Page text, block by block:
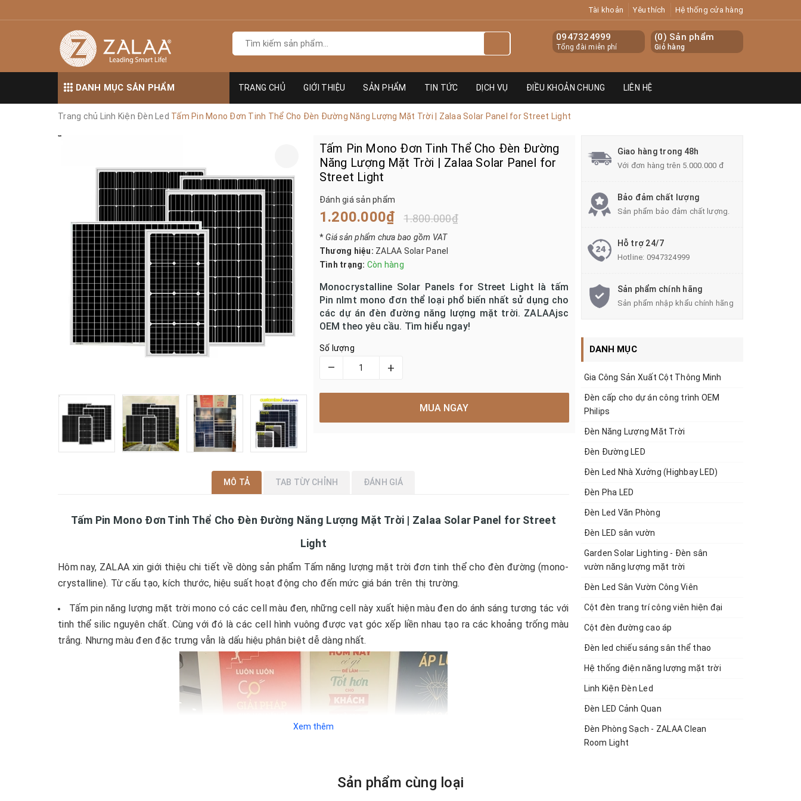
Tài khoản Yêu thích Hệ thống cửa hàng
(0) Sản phẩm
Giỏ hàng
0947324999
Tổng đài miễn phí
DANH MỤC SẢN PHẨM TRANG CHỦ GIỚI THIỆU SẢN PHẨM TIN TỨC DỊCH VỤ ĐIỀU KHOẢN CHUNG LIÊN HỆ
Trang chủ Linh Kiện Đèn Led Tấm Pin Mono Đơn Tinh Thể Cho Đèn Đường Năng Lượng Mặt Trời | Zalaa Solar Panel for Street Light
Tấm Pin Mono Đơn Tinh Thể Cho Đèn Đường
Năng Lượng Mặt Trời | Zalaa Solar Panel for
Street Light
Đánh giá sản phẩm
1.200.000₫ 1.800.000₫
*Giá sản phẩm chưa bao gồm VAT
Thương hiệu: ZALAA Solar Panel
Tình trạng: Còn hàng
Monocrystalline Solar Panels for Street Light là tấm
Pin nlmt mono đơn thể loại phổ biến nhất sử dụng cho
các dự án đèn đường năng lượng mặt trời. ZALAAjsc
OEM theo yêu cầu. Tìm hiểu ngay!
Số lượng
– +
MUA NGAY
MÔ TẢ TAB TÙY CHỈNH ĐÁNH GIÁ
Tấm Pin Mono Đơn Tinh Thể Cho Đèn Đường Năng Lượng Mặt Trời | Zalaa Solar Panel for Street
Light
Hôm nay, ZALAA xin giới thiệu chi tiết về dòng sản phẩm Tấm năng lượng mặt trời đơn tinh thể cho đèn đường (mono-
crystalline). Từ cấu tạo, kích thước, hiệu suất hoạt động cho đến mức giá bán trên thị trường.
Tấm pin năng lượng mặt trời mono có các cell màu đen, những cell này xuất hiện màu đen do ánh sáng tương tác với
tinh thể silic nguyên chất. Cùng với đó là các cell hình vuông được vạt góc xếp liền nhau tạo ra các khoảng trống màu
trắng. Nhưng màu đen đặc trưng vẫn là dấu hiệu phân biệt dễ dàng nhất.
Xem thêm
Giao hàng trong 48h
Với đơn hàng trên 5.000.000 đ
Bảo đảm chất lượng
Sản phẩm bảo đảm chất lượng.
Hỗ trợ 24/7
Hotline: 0947324999
Sản phẩm chính hãng
Sản phẩm nhập khẩu chính hãng
DANH MỤC
Gia Công Sản Xuất Cột Thông Minh
Đèn cấp cho dự án công trình OEM
Philips
Đèn Năng Lượng Mặt Trời
Đèn Đường LED
Đèn Led Nhà Xưởng (Highbay LED)
Đèn Pha LED
Đèn Led Văn Phòng
Đèn LED sân vườn
Garden Solar Lighting - Đèn sân
vườn năng lượng mặt trời
Đèn Led Sân Vườn Công Viên
Cột đèn trang trí công viên hiện đại
Cột đèn đường cao áp
Đèn led chiếu sáng sân thể thao
Hệ thống điện năng lượng mặt trời
Linh Kiện Đèn Led
Đèn LED Cảnh Quan
Đèn Phòng Sạch - ZALAA Clean
Room Light
Sản phẩm cùng loại